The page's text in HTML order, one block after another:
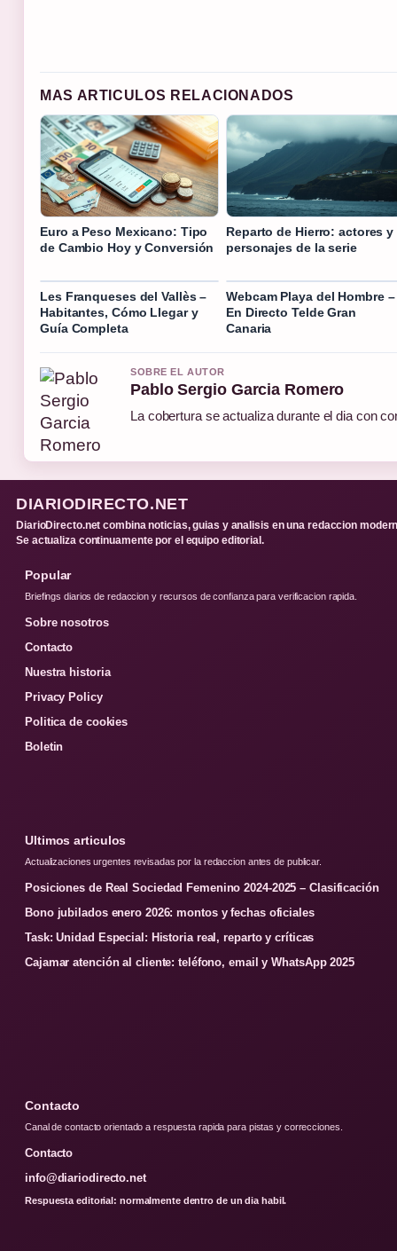
MAS ARTICULOS RELACIONADOS
Euro a Peso Mexicano: Tipo
de Cambio Hoy y Conversión
Reparto de Hierro: actores y
personajes de la serie
Les Franqueses del Vallès –
Habitantes, Cómo Llegar y
Guía Completa
Webcam Playa del Hombre –
En Directo Telde Gran
Canaria
SOBRE EL AUTOR
Pablo Sergio Garcia Romero
La cobertura se actualiza durante el dia con
DIARIODIRECTO.NET
DiarioDirecto.net combina noticias, guias y analisis en una redaccion
Se actualiza continuamente por el equipo editorial.
Popular
Briefings diarios de redaccion y recursos de confianza para verificacion rapida.
Sobre nosotros
Contacto
Nuestra historia
Privacy Policy
Politica de cookies
Boletin
Ultimos articulos
Actualizaciones urgentes revisadas por la redaccion antes de publicar.
Posiciones de Real Sociedad Femenino 2024-2025 – Clasificación
Bono jubilados enero 2026: montos y fechas oficiales
Task: Unidad Especial: Historia real, reparto y críticas
Cajamar atención al cliente: teléfono, email y WhatsApp 2025
Contacto
Canal de contacto orientado a respuesta rapida para pistas y correcciones.
Contacto
info@diariodirecto.net
Respuesta editorial: normalmente dentro de un dia habil.